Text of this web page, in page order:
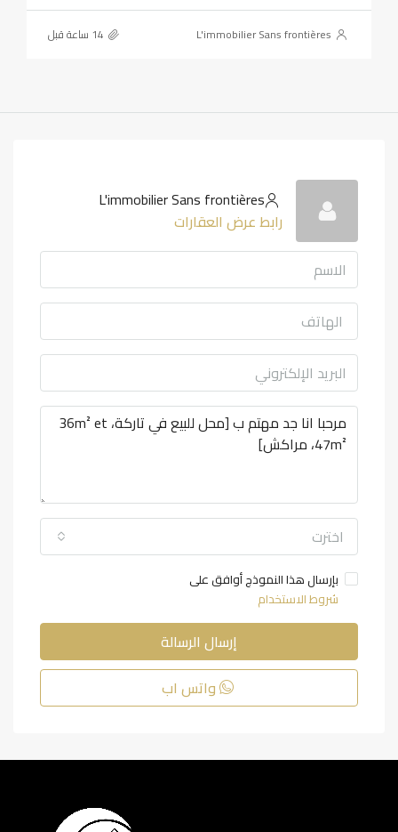
L'immobilier Sans frontières
L'immobilier Sans frontières
رابط عرض العقارات
اخترت
بإرسال هذا النموذج أوافق على
شروط الاستخدام
إرسال الرسالة
واتس اب